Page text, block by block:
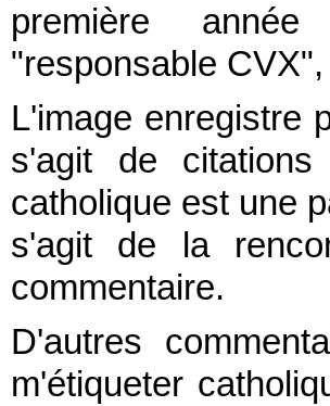
première
"responsable
L'image enregistre
s'agit de
catholique est une
s'agit de la
commentaire.
D'autres
m'étiqueter